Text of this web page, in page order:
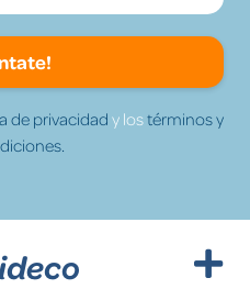
de privacidad y lostérminos y